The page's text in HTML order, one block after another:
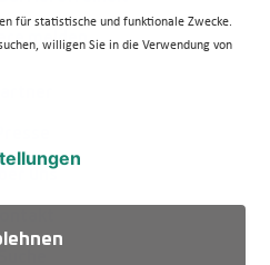
melden
uns
für statistische und funktionale Zwecke.
willigen Sie in die Verwendung von